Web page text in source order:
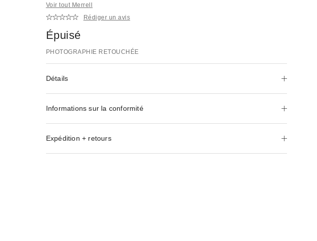
Voir tout Merrell
Rédiger un avis
Épuisé
PHOTOGRAPHIE RETOUCHÉE
Détails
Informations sur la conformité
Expédition + retours